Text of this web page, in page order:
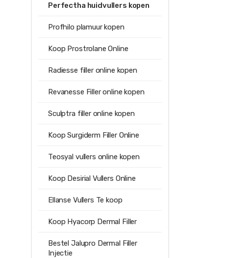
Perfectha huidvullers kopen
Profhilo plamuur kopen
Koop Prostrolane Online
Radiesse filler online kopen
Revanesse Filler online kopen
Sculptra filler online kopen
Koop Surgiderm Filler Online
Teosyal vullers online kopen
Koop Desirial Vullers Online
Ellanse Vullers Te koop
Koop Hyacorp Dermal Filler
Bestel Jalupro Dermal Filler
Injectie